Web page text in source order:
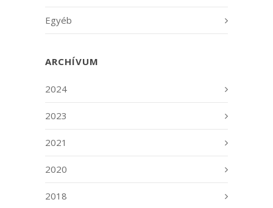
Egyéb
ARCHÍVUM
2024
2023
2021
2020
2018